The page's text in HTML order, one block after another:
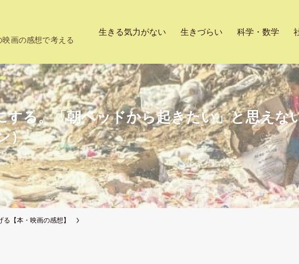
画の感想で考える
生きる気力がない 生きづらい 科学・数学
する。「朝ベッドから起きたい」と思えな
）
【本・映画の感想】